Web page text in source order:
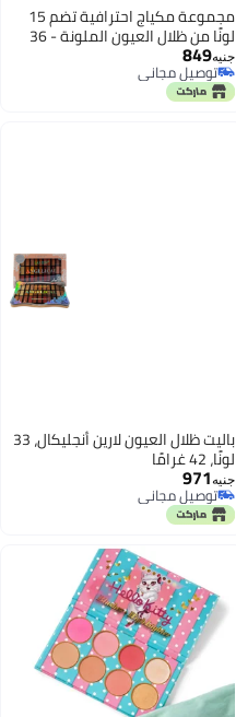
مجموعة مكياج احترافية تضم 15
لونًا من ظلال العيون الملونة - 36
غرامًا + أحمر خدود + باليت تحديد
وإضاءة، ظلال عيون مقاومة للماء
تدوم طويلًا ذات صبغة عالية - N2
جنيه849
توصيل مجاني
توصيل مجاني
باليت ظلال العيون لارين أنجليكال، 33
لونًا، 42 غرامًا
جنيه971
توصيل مجاني
توصيل مجاني